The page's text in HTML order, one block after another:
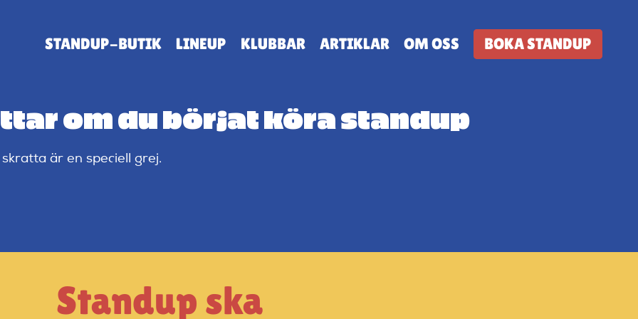
STANDUP-BUTIK LINEUP KLUBBAR ARTIKLAR OM OSS BOKA STANDUP
om du börjat köra standup
är en speciell grej.
Standup ska